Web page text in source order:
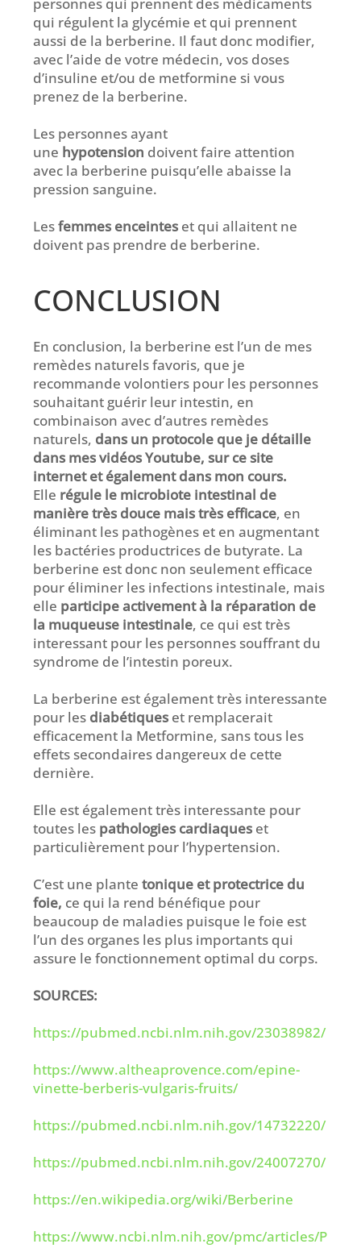
qui régulent la glycémie et qui prennent
aussi de la berberine. Il faut donc modifier,
avec l’aide de votre médecin, vos doses
d’insuline et/ou de metformine si vous
prenez de la berberine.
Les personnes ayant
une hypotension doivent faire attention
avec la berberine puisqu’elle abaisse la
pression sanguine.
Lesfemmes enceintes et qui allaitent ne
doivent pas prendre de berberine.
CONCLUSION
En conclusion, la berberine est l’un de mes
remèdes naturels favoris, que je
recommande volontiers pour les personnes
souhaitant guérir leur intestin, en
combinaison avec d’autres remèdes
naturels, dans un protocole que je détaille
dans mes vidéos Youtube, sur ce site
internet et également dans mon cours.
Elle régule le microbiote intestinal de
manière très douce mais très efficace, en
éliminant les pathogènes et en augmentant
les bactéries productrices de butyrate. La
berberine est donc non seulement efficace
pour éliminer les infections intestinale, mais
elle participe activement à la réparation de
la muqueuse intestinale, ce qui est très
interessant pour les personnes souffrant du
syndrome de l’intestin poreux.
La berberine est également très interessante
pour les diabétiques et remplacerait
efficacement la Metformine, sans tous les
effets secondaires dangereux de cette
dernière.
Elle est également très interessante pour
toutes les pathologies cardiaques et
particulièrement pour l’hypertension.
C’est une plantetonique et protectrice du
foie, ce qui la rend bénéfique pour
beaucoup de maladies puisque le foie est
l’un des organes les plus importants qui
assure le fonctionnement optimal du corps.
SOURCES:
https://pubmed.ncbi.nlm.nih.gov/23038982/
https://www.altheaprovence.com/epine-
vinette-berberis-vulgaris-fruits/
https://pubmed.ncbi.nlm.nih.gov/14732220/
https://pubmed.ncbi.nlm.nih.gov/24007270/
https://en.wikipedia.org/wiki/Berberine
https://www.ncbi.nlm.nih.gov/pmc/articles/P